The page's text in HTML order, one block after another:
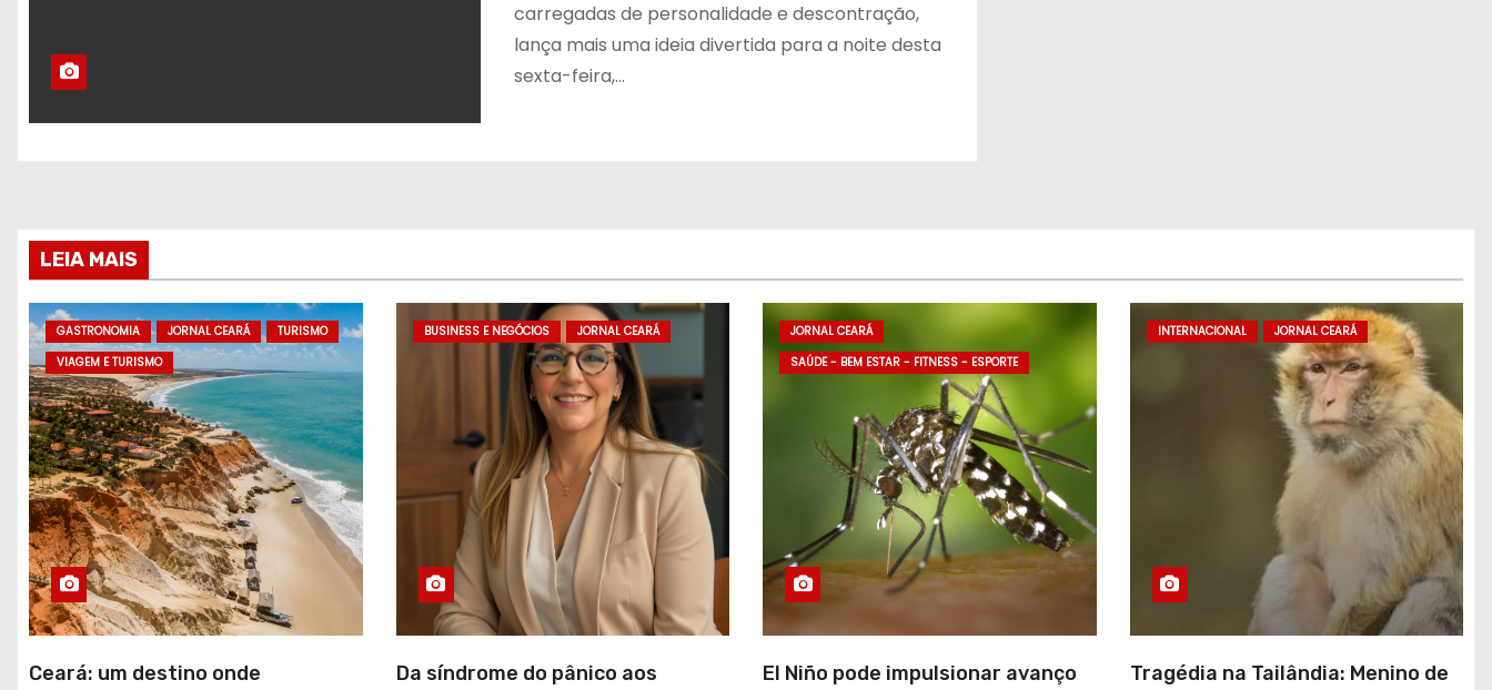
carregadas de personalidade e descontração,
lança mais uma ideia divertida para a noite desta
sexta-feira,…
LEIA MAIS
GASTRONOMIA JORNAL CEARÁ
TURISMO
VIAGEM E TURISMO
Ceará: um destino onde
BUSINESS E NEGÓCIOS JORNAL CEARÁ
Da síndrome do pânico aos
JORNAL CEARÁ
SAÚDE - BEM ESTAR - FITNESS - ESPORTE
El Niño pode impulsionar avanço
INTERNACIONAL JORNAL CEARÁ
Tragédia na Tailândia: Menino de